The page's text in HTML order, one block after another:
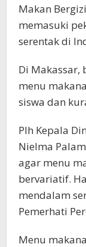
Makan
memasuki
serentak di
Di Makassar,
menu
siswa dan
Plh Kepala
Nielma
agar menu
bervariatif.
mendalam
Pemerhati
Menu